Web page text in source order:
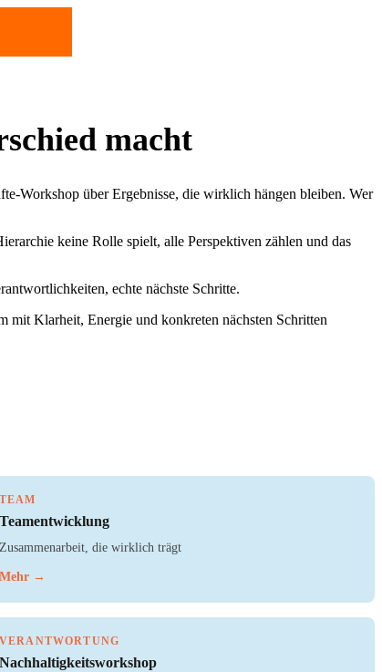
macht
Workshop über Ergebnisse, die wirklich hängen bleiben. Wer
keine Rolle spielt, alle Perspektiven zählen und das
echte nächste Schritte.
mit Klarheit, Energie und konkreten nächsten Schritten
TEAM
Teamentwicklung
Zusammenarbeit, die wirklich trägt
Mehr →
VERANTWORTUNG
Nachhaltigkeitsworkshop